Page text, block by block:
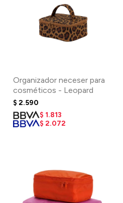
Organizador neceser para
cosméticos - Leopard
$ 2.590
$ 1.813
$ 2.072